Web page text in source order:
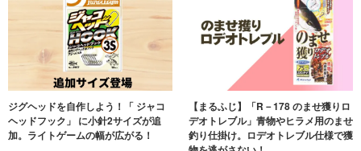
ジグヘッドを自作しよう！「 ジャコ
ヘッドフック」 に小針2サイズが追
加。ライトゲームの幅が広がる！
【まるふじ】「R－178 のませ獲りロ
デオトレブル」青物やヒラメ用のませ
釣り仕掛け。ロデオトレブル仕様で獲